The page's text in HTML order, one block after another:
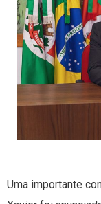
Uma importante